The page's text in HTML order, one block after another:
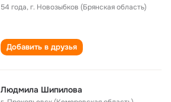
54 года,г. Новозыбков (Брянская область)
Добавить в друзья
Людмила Шипилова